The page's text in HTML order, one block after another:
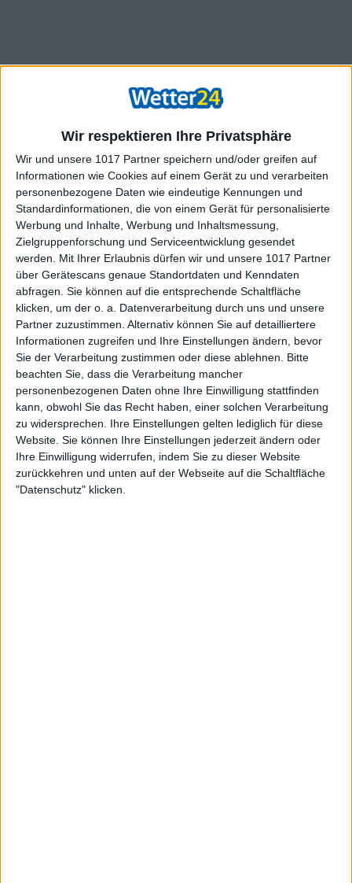
Wir respektieren Ihre Privatsphäre
Wir und unsere 1017 Partner speichern und/oder greifen auf
Informationen wie Cookies auf einem Gerät zu und verarbeiten
personenbezogene Daten wie eindeutige Kennungen und
Standardinformationen, die von einem Gerät für personalisierte
Werbung und Inhalte, Werbung und Inhaltsmessung,
Zielgruppenforschung und Serviceentwicklung gesendet
werden.
Mit Ihrer Erlaubnis dürfen wir und unsere 1017 Partner
über Gerätescans genaue Standortdaten und Kenndaten
abfragen. Sie können auf die entsprechende Schaltfläche
klicken, um der o. a. Datenverarbeitung durch uns und unsere
Partner zuzustimmen. Alternativ können Sie auf detailliertere
Informationen zugreifen und Ihre Einstellungen ändern, bevor
Sie der Verarbeitung zustimmen oder diese ablehnen.
Bitte
beachten Sie, dass die Verarbeitung mancher
personenbezogenen Daten ohne Ihre Einwilligung stattfinden
kann, obwohl Sie das Recht haben, einer solchen Verarbeitung
zu widersprechen. Ihre Einstellungen gelten lediglich für diese
Website. Sie können Ihre Einstellungen jederzeit ändern oder
Ihre Einwilligung widerrufen, indem Sie zu dieser Website
zurückkehren und unten auf der Webseite auf die Schaltfläche
"Datenschutz" klicken.